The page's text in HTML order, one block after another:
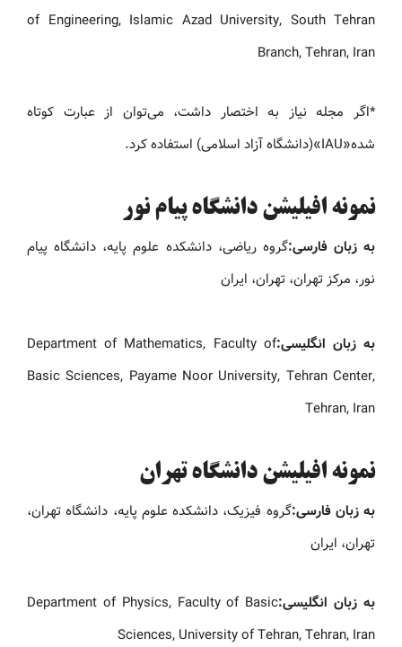
of Engineering, Islamic Azad University, South Tehran
Branch, Tehran, Iran
*اگر مجله نیاز به اختصار داشت، می‌توان از عبارت کوتاه‌
شده«IAU»(دانشگاه آزاد اسلامی) استفاده کرد.
نمونه افیلیشن دانشگاه پیام نور
به زبان فارسی:گروه ریاضی، دانشکده علوم پایه، دانشگاه پیام
نور، مرکز تهران، تهران، ایران
به زبان انگلیسی:Department of Mathematics, Faculty of
Basic Sciences, Payame Noor University, Tehran Center,
Tehran, Iran
نمونه افیلیشن دانشگاه تهران
به زبان فارسی:گروه فیزیک، دانشکده علوم پایه، دانشگاه تهران،
تهران، ایران
به زبان انگلیسی:Department of Physics, Faculty of Basic
Sciences, University of Tehran, Tehran, Iran